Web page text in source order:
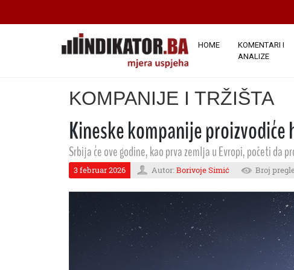
HOME
KOMENTARI I
ANALIZE
KOMPANIJE I TRŽIŠTA
Kineske kompanije
Srbija će ove godine, kao prva zemlja u Evropi, početi da
3 februar 2026 Autor: Borivoje Simić Broj